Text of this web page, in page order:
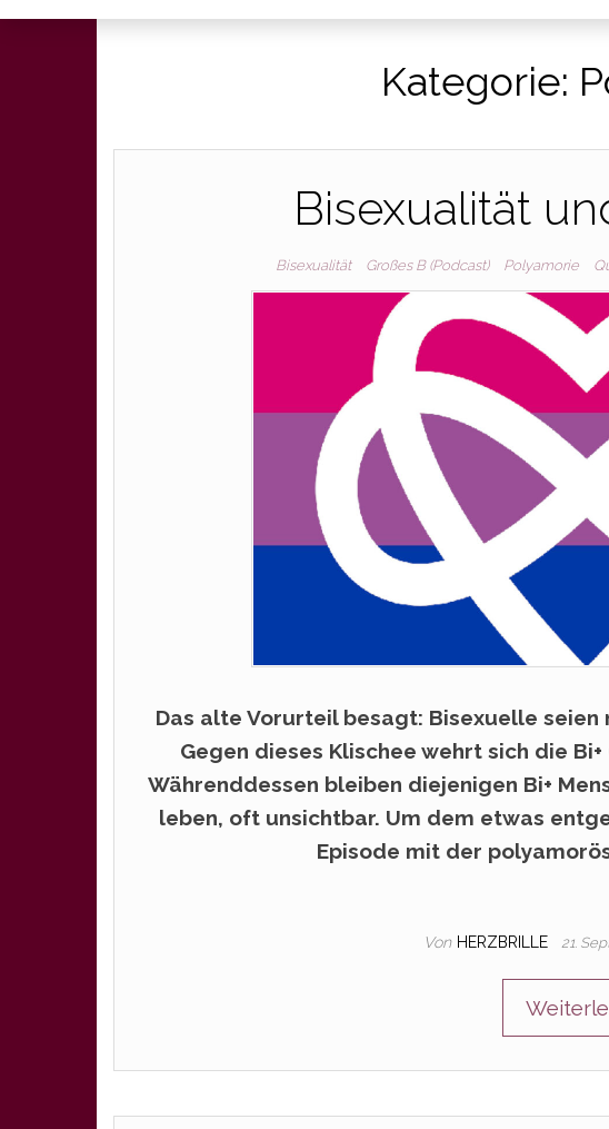
Kategorie:
Bisexualität
Bisexualität Großes B (Podcast) Polyamorie
Das alte Vorurteil besagt: Bisexuelle
Gegen dieses Klischee wehrt sich die
Währenddessen bleiben diejenigen Bi+
leben, oft unsichtbar. Um dem etwas
Episode mit der
Von HERZBRILLE 21.